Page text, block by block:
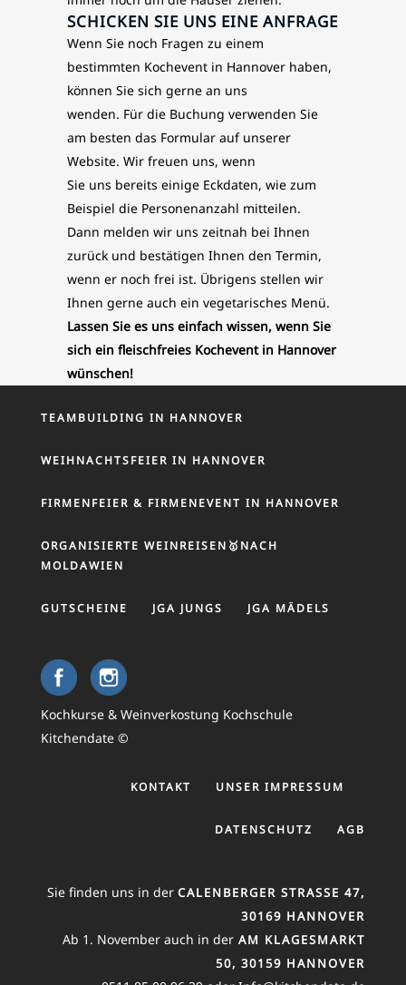
SCHICKEN SIE UNS EINE ANFRAGE
Wenn Sie noch Fragen zu einem
bestimmten Kochevent in Hannover haben,
können Sie sich gerne an uns
wenden. Für die Buchung verwenden Sie
am besten das Formular auf unserer
Website. Wir freuen uns, wenn
Sie uns bereits einige Eckdaten, wie zum
Beispiel die Personenanzahl mitteilen.
Dann melden wir uns zeitnah bei Ihnen
zurück und bestätigen Ihnen den Termin,
wenn er noch frei ist. Übrigens stellen wir
Ihnen gerne auch ein vegetarisches Menü.
Lassen Sie es uns einfach wissen, wenn Sie
sich ein fleischfreies Kochevent in Hannover
wünschen!
TEAMBUILDING IN HANNOVER
WEIHNACHTSFEIER IN HANNOVER
FIRMENFEIER & FIRMENEVENT IN HANNOVER
ORGANISIERTE WEINREISEN🥇NACH
MOLDAWIEN
GUTSCHEINE JGA JUNGS JGA MÄDELS
Kochkurse & Weinverkostung Kochschule
Kitchendate ©
KONTAKT UNSER IMPRESSUM
DATENSCHUTZ AGB
Sie finden uns in der CALENBERGER STRASSE 47, 3
0169 HANNOVER
Ab 1. November auch in der AM KLAGESMARKT
50, 30159 HANNOVER